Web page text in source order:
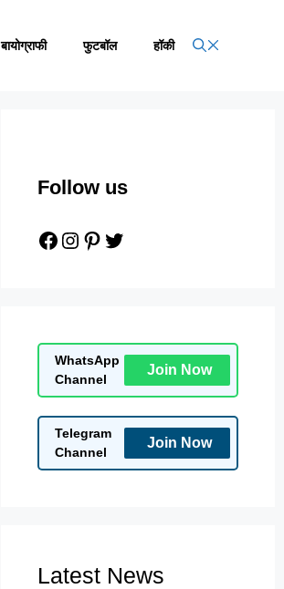
बायोग्राफी फुटबॉल हॉकी
Follow us
Facebook
Instagram
Pinterest
Twitter
WhatsApp
Channel
Join Now
Telegram
Channel
Join Now
Latest News